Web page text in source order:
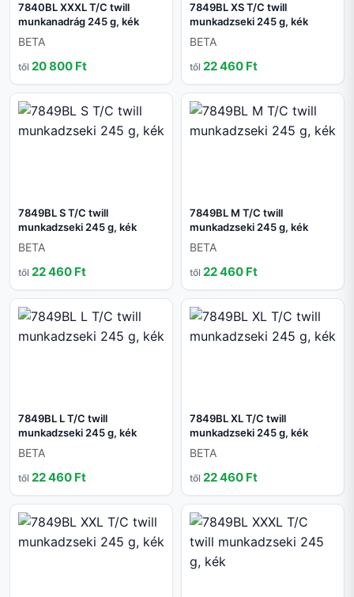
7840BL XXXL T/C twill
munkanadrág 245 g, kék
BETA
től 20 800 Ft
7849BL XS T/C twill
munkadzseki 245 g, kék
BETA
től 22 460 Ft
7849BL S T/C twill
munkadzseki 245 g, kék
BETA
től 22 460 Ft
7849BL M T/C twill
munkadzseki 245 g, kék
BETA
től 22 460 Ft
7849BL L T/C twill
munkadzseki 245 g, kék
BETA
től 22 460 Ft
7849BL XL T/C twill
munkadzseki 245 g, kék
BETA
től 22 460 Ft